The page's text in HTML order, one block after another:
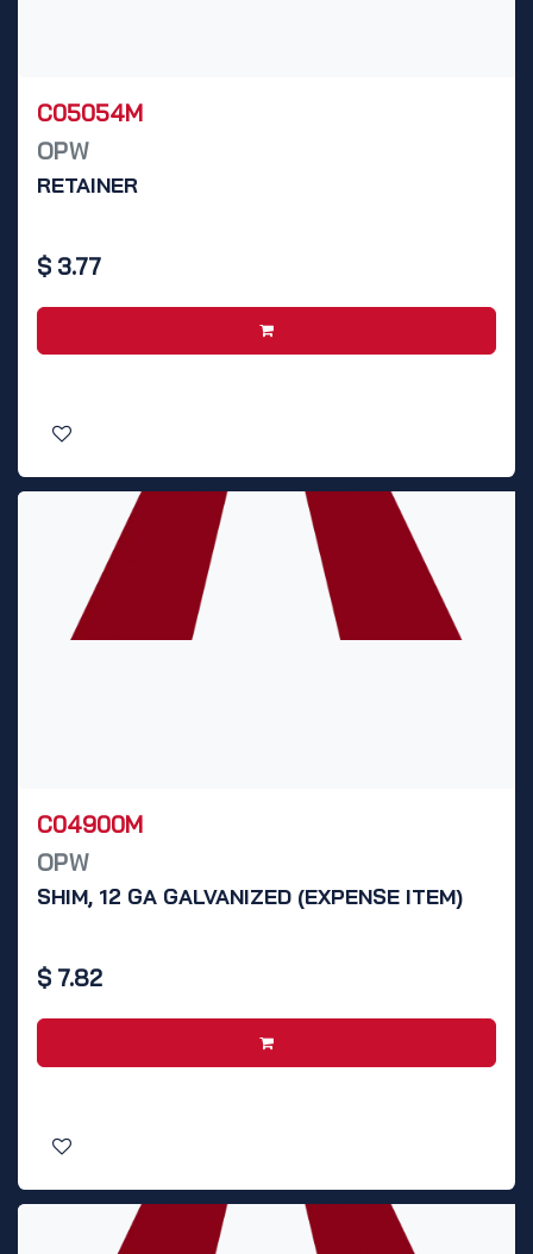
C05054M
OPW
RETAINER
$ 3.77
C04900M
OPW
SHIM, 12 GA GALVANIZED (EXPENSE ITEM)
$ 7.82